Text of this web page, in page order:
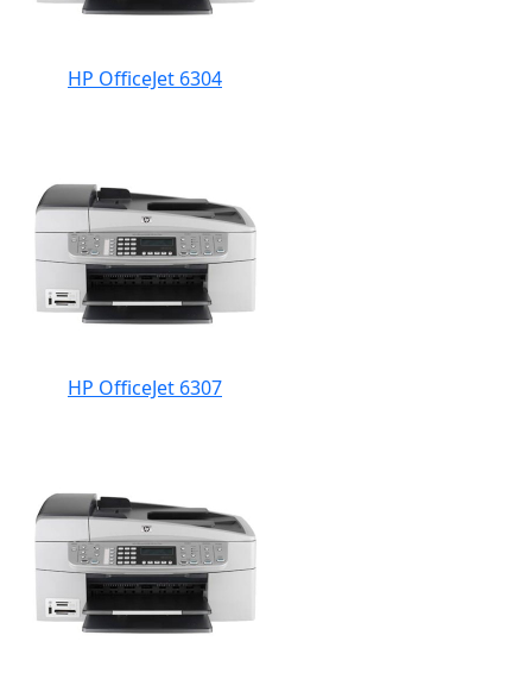
HP OfficeJet 6304
HP OfficeJet 6307